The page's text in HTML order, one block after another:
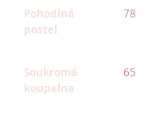
Pohodlná
postel
78
Soukromá
koupelna
65